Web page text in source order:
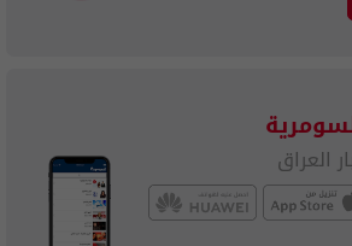
العراق